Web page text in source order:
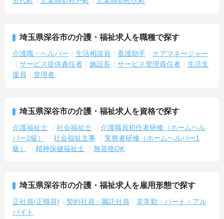
埼玉県深谷市の介護・福祉求人を職種で探す
介護職・ヘルパー 生活相談員 看護助手
ケアマネージャー
サービス提供責任者
施設長 サービス管理責任者
生活支
援員
管理者
埼玉県深谷市の介護・福祉求人を資格で探す
介護福祉士 社会福祉士
介護職員初任者研修（ホームヘル
パー2級）
社会福祉主事
実務者研修（ホームヘルパー1
級）
精神保健福祉士 無資格OK
埼玉県深谷市の介護・福祉求人を雇用形態で探す
正社員(正職員) 契約社員・嘱託社員
非常勤・パート・アル
バイト